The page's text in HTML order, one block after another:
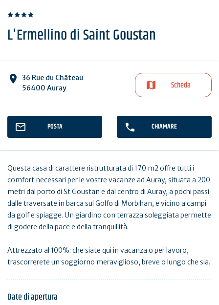
L'Ermellino di Saint Goustan
36 Rue du Château
56400 Auray
Scheda
POSTA CHIAMARE
Questa casa di carattere ristrutturata di 170 m2 offre tutti i
comfort necessari per le vostre vacanze ad Auray, situata a 200
metri dal porto di St Goustan e dal centro di Auray, a pochi passi
dalle traversate in barca sul Golfo di Morbihan, e vicino a campi
da golf e spiagge. Un giardino con terrazza soleggiata permette
di godere della pace e della tranquillità.
Attrezzato al 100%: che siate qui in vacanza o per lavoro,
trascorrerete un soggiorno meraviglioso, breve o lungo che sia.
Date di apertura